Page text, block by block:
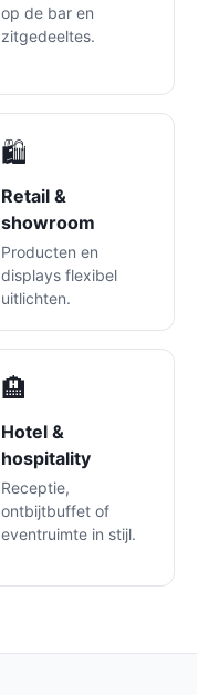
op de bar en
zitgedeeltes.
🛍️
Retail &
showroom
Producten en
displays flexibel
uitlichten.
🏨
Hotel &
hospitality
Receptie,
ontbijtbuffet of
eventruimte in stijl.